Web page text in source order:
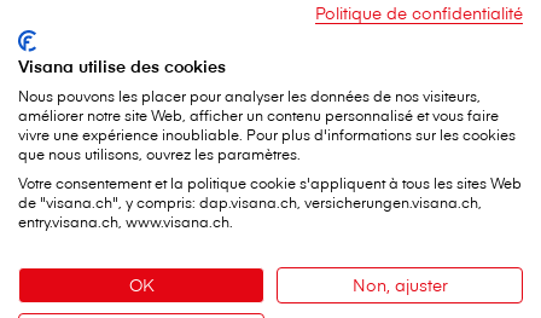
Politique de confidentialité
Visana utilise des cookies
Nous pouvons les placer pour analyser les données de nos visiteurs,
améliorer notre site Web, afficher un contenu personnalisé et vous faire
vivre une expérience inoubliable. Pour plus d'informations sur les cookies
que nous utilisons, ouvrez les paramètres.
Votre consentement et la politique cookie s'appliquent à tous les sites Web
de "visana.ch", y compris: dap.visana.ch, versicherungen.visana.ch,
entry.visana.ch, www.visana.ch.
OK
Non, ajuster